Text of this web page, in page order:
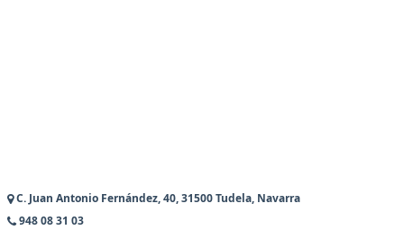
C. Juan Antonio Fernández, 40, 31500 Tudela, Navarra
948 08 31 03